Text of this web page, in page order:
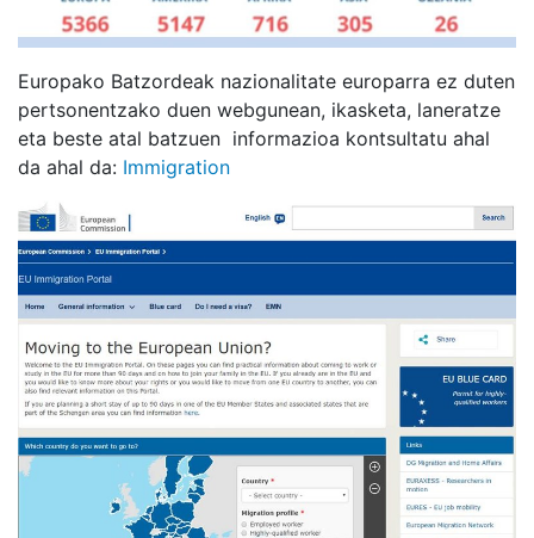
Europako Batzordeak nazionalitate europarra ez duten
pertsonentzako duen webgunean, ikasketa, laneratze
eta beste atal batzuen informazioa kontsultatu ahal
da ahal da: Immigration